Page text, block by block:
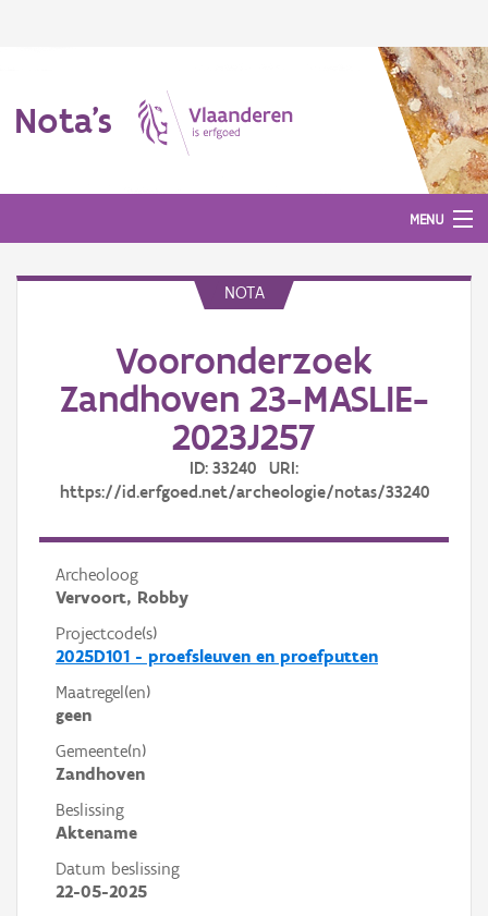
Nota's
MENU
NOTA
Vooronderzoek
Zandhoven 23-MASLIE-
2023J257
ID: 33240 URI:
https://id.erfgoed.net/archeologie/notas/33240
Archeoloog
Vervoort, Robby
Projectcode(s)
2025D101 - proefsleuven en proefputten
Maatregel(en)
geen
Gemeente(n)
Zandhoven
Beslissing
Aktename
Datum beslissing
22-05-2025